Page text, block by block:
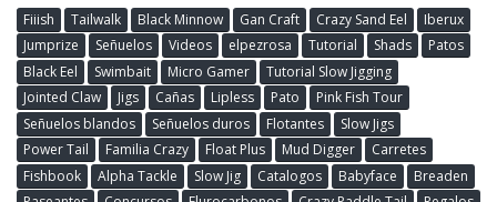
Fiiish Tailwalk Black Minnow Gan Craft Crazy Sand Eel
Iberux
Jumprize
Señuelos Videos elpezrosa Tutorial Shads
Patos
Black Eel
Swimbait Micro Gamer
Tutorial Slow Jigging
Jointed Claw
Jigs Cañas Lipless Pato
Pink Fish Tour
Señuelos blandos
Señuelos duros Flotantes
Slow Jigs
Power Tail
Familia Crazy Float Plus Mud Digger
Carretes
Fishbook
Alpha Tackle Slow Jig Catalogos Babyface
Breaden